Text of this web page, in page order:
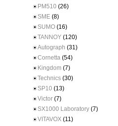
PM510 (26)
SME (8)
SUMO (16)
TANNOY (120)
Autograph (31)
Cornetta (54)
Kingdom (7)
Technics (30)
SP10 (13)
Victor (7)
SX1000 Laboratory (7)
VITAVOX (11)